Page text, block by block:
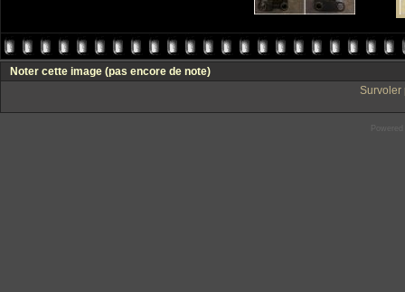
Noter cette image (pas encore de note)
Survoler